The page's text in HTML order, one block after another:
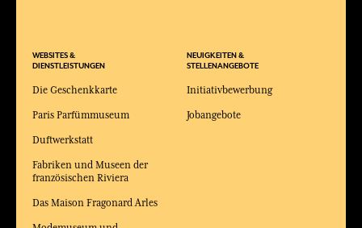
WEBSITES &
DIENSTLEISTUNGEN
Die Geschenkkarte
Paris Parfümmuseum
Duftwerkstatt
Fabriken und Museen der
französischen Riviera
Das Maison Fragonard Arles
NEUIGKEITEN &
STELLENANGEBOTE
Initiativbewerbung
Jobangebote